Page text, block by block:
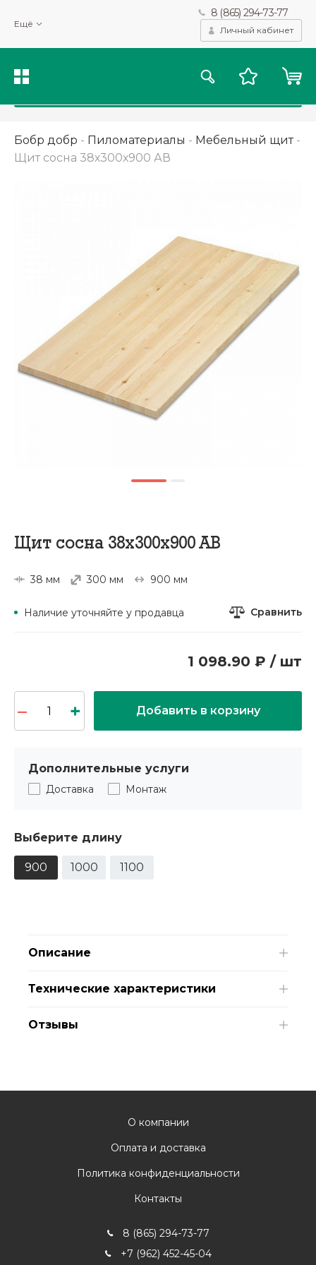
Ещё
8 (865) 294-73-77
Личный кабинет
Бобр добр - Пиломатериалы - Мебельный щит -
Щит сосна 38х300х900 АВ
Щит сосна 38х300х900 АВ
38 мм 300 мм 900 мм
Наличие уточняйте у продавца Сравнить
1 098.90 ₽ / шт
Добавить в корзину
Дополнительные услуги
Доставка Монтаж
Выберите длину
900 1000 1100
Описание
Технические характеристики
Отзывы
О компании
Оплата и доставка
Политика конфиденциальности
Контакты
8 (865) 294-73-77
+7 (962) 452-45-04
Мы используем файлы cookie и другие подобные технологии
для получения данных с целью сбора статистики, повышения
качества рекомендаций и предоставления вам возможности
персонализированного просмотра.Подробнее